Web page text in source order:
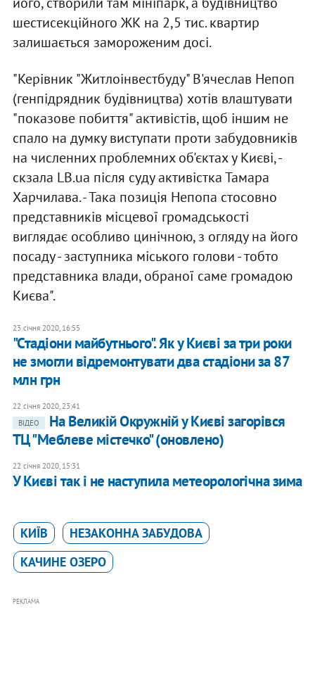
шестисекційного ЖК на 2,5 тис. квартир
залишається замороженим досі.
"Керівник "Житлоінвестбуду" В'ячеслав Непоп
(генпідрядник будівництва) хотів влаштувати
"показове побиття" активістів, щоб іншим не
спало на думку виступати проти забудовників
на численних проблемних об'єктах у Києві, -
скзала LB.ua після суду активістка Тамара
Харчилава. - Така позиція Непопа стосовно
представників місцевої громадськості
виглядає особливо цинічною, з огляду на його
посаду - заступника міського голови - тобто
представника влади, обраної саме громадою
Києва".
23 січня 2020, 16:55
"Стадіони майбутнього". Як у Києві за три роки
не змогли відремонтувати два стадіони за 87
млн грн
22 січня 2020, 23:41
ВІДЕО
На Великій Окружній у Києві загорівся
ТЦ "Меблеве містечко" (оновлено)
22 січня 2020, 15:31
У Києві так і не наступила метеорологічна зима
КИЇВ
НЕЗАКОННА ЗАБУДОВА
КАЧИНЕ ОЗЕРО
РЕКЛАМА